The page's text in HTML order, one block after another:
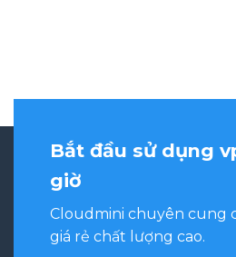
Bắt đầu sử dụng
giờ
Cloudmini chuyên cung
giá rẻ chất lượng cao.